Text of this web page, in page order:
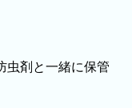
虫剤と一緒に保管